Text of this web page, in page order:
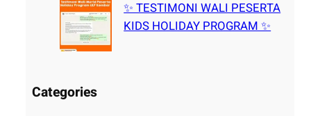
✨ TESTIMONI WALI PESERTA
KIDS HOLIDAY PROGRAM ✨
Categories